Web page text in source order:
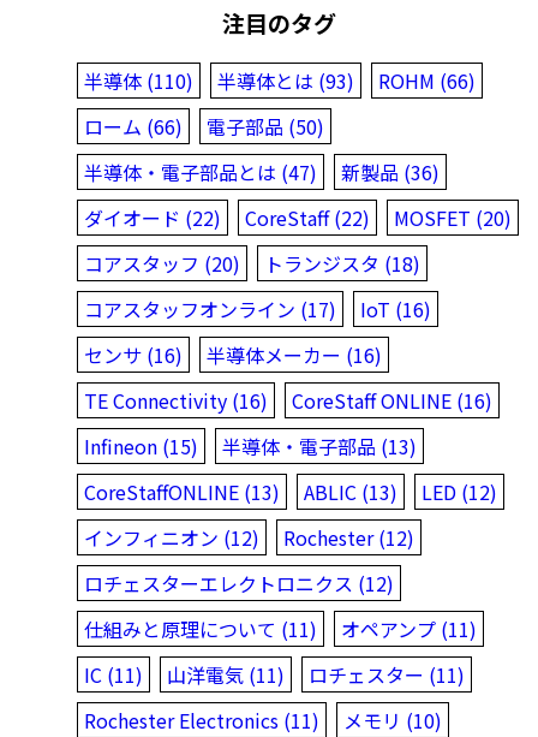
注目のタグ
半導体 (110) 半導体とは (93)
ROHM (66)
ローム (66)
電子部品 (50)
半導体・電子部品とは (47)
新製品 (36)
ダイオード (22)
CoreStaff (22)
MOSFET (20)
コアスタッフ (20)
トランジスタ (18)
コアスタッフオンライン (17)
IoT (16)
センサ (16)
半導体メーカー (16)
TE Connectivity (16)
CoreStaff ONLINE (16)
Infineon (15)
半導体・電子部品 (13)
CoreStaffONLINE (13)
ABLIC (13)
LED (12)
インフィニオン (12)
Rochester (12)
ロチェスターエレクトロニクス (12)
仕組みと原理について (11)
オペアンプ (11)
IC (11)
山洋電気 (11)
ロチェスター (11)
Rochester Electronics (11)
メモリ (10)